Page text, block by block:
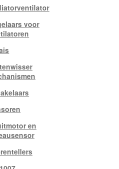
voor
en